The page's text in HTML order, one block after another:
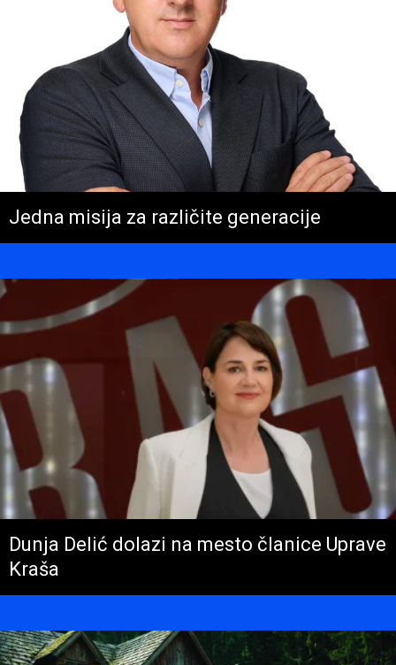
Jedna misija za različite generacije
Dunja Delić dolazi na mesto članice Uprave
Kraša